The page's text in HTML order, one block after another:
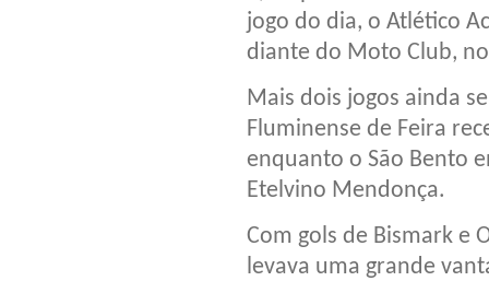
jogo do dia, o Atlético
diante do Moto Club,
Mais dois jogos ainda
Fluminense de Feira
enquanto o São Bento
Etelvino Mendonça.
Com gols de Bismark e
levava uma grande